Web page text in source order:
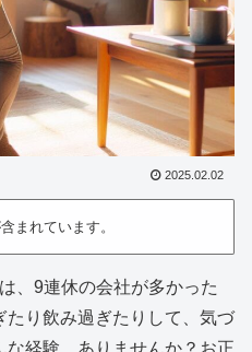
2025.02.02
まれています。
、9連休の会社が多かった
り飲み過ぎたりして、気づ
経験、ありませんか？お正